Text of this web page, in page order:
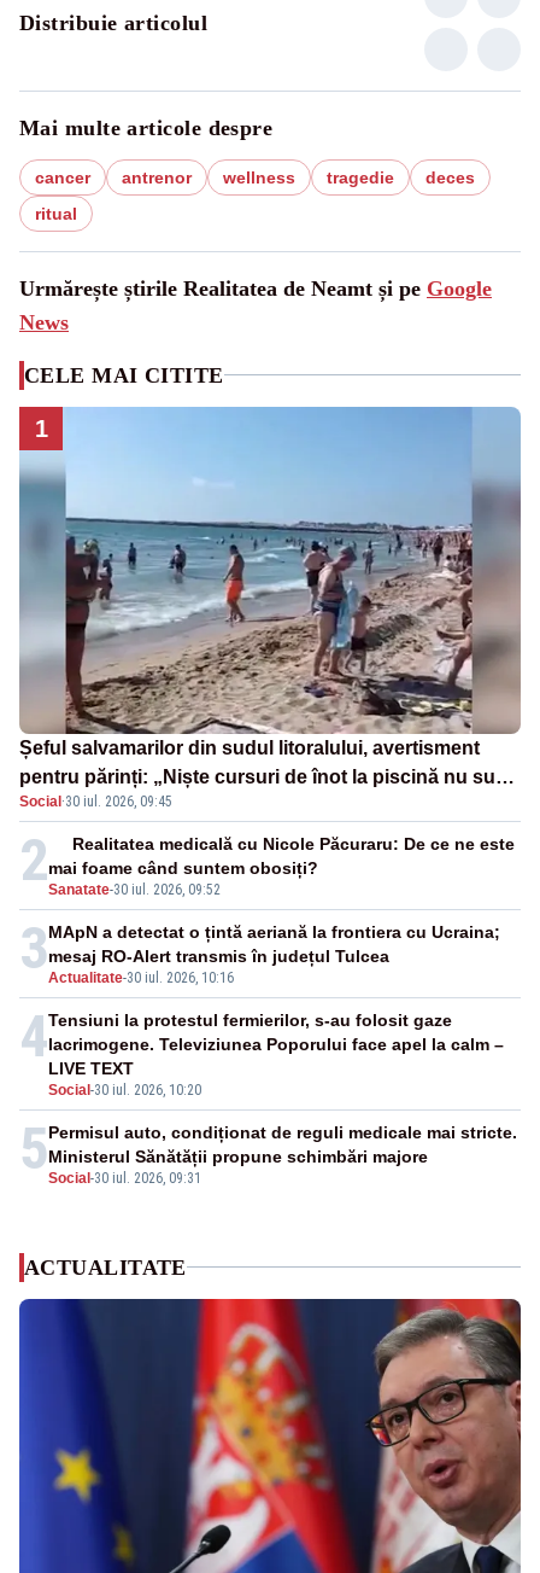
Distribuie articolul
Mai multe articole despre
cancer antrenor wellness tragedie
deces
ritual
Urmărește știrile Realitatea de Neamt și pe Google
News
CELE MAI CITITE
1
Șeful salvamarilor din sudul litoralului, avertisment
pentru părinți: „Niște cursuri de înot la piscină nu sunt
suficiente”
Social·30 iul. 2026, 09:45
2Sanatate-30 iul. 2026, 09:52
Realitatea medicală cu Nicole Păcuraru: De ce ne este
mai foame când suntem obosiți?
3Actualitate-30 iul. 2026, 10:16
MApN a detectat o țintă aeriană la frontiera cu Ucraina;
mesaj RO-Alert transmis în județul Tulcea
4
Social-30 iul. 2026, 10:20
Tensiuni la protestul fermierilor, s-au folosit gaze
lacrimogene. Televiziunea Poporului face apel la calm –
LIVE TEXT
5Social-30 iul. 2026, 09:31
Permisul auto, condiționat de reguli medicale mai stricte.
Ministerul Sănătății propune schimbări majore
ACTUALITATE